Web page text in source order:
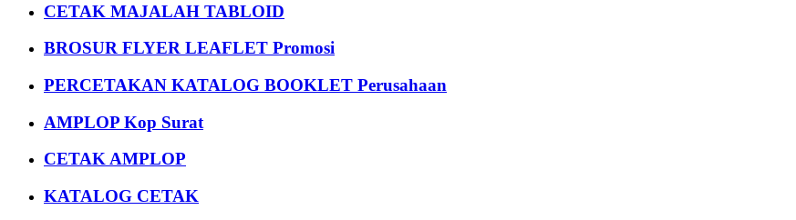
CETAK MAJALAH TABLOID
BROSUR FLYER LEAFLET Promosi
PERCETAKAN KATALOG BOOKLET Perusahaan
AMPLOP Kop Surat
CETAK AMPLOP
KATALOG CETAK